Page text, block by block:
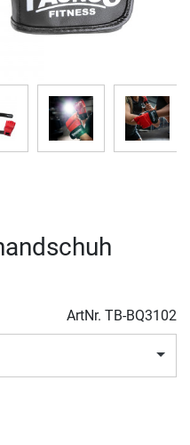
ArtNr. TB-BQ3102